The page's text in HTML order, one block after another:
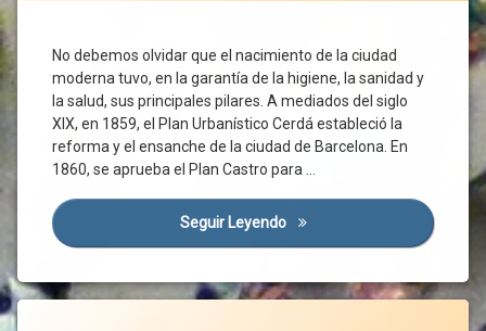
Economía
Emergencia
Estado
Social Y
Democrático
Higiene
Igualdad
Pública
No debemos olvidar que el nacimiento de la ciudad
moderna tuvo, en la garantía de la higiene, la sanidad y
la salud, sus principales pilares. A mediados del siglo
XIX, en 1859, el Plan Urbanístico Cerdá estableció la
reforma y el ensanche de la ciudad de Barcelona. En
1860, se aprueba el Plan Castro para …
Seguir Leyendo La Gestión De La Ciudad
Covid-
19
Crisis
Sanitaria
Crisis
Cultura
Desarrollo
Desarrollo